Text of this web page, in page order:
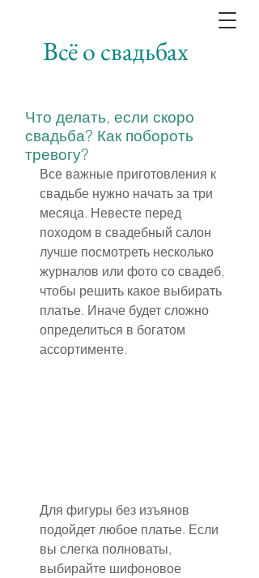
Всё о свадьбах
Что делать, если скоро
свадьба? Как побороть
тревогу?
Все важные приготовления к
свадьбе нужно начать за три
месяца. Невесте перед
походом в свадебный салон
лучше посмотреть несколько
журналов или фото со свадеб,
чтобы решить какое выбирать
платье. Иначе будет сложно
определиться в богатом
ассортименте.
Для фигуры без изъянов
подойдет любое платье. Если
вы слегка полноваты,
выбирайте шифоновое